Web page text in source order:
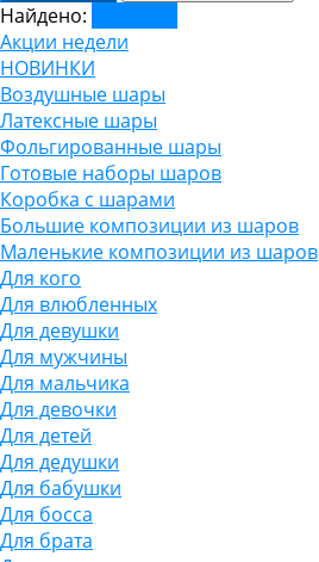
Найдено:
Акции недели
НОВИНКИ
Воздушные шары
Латексные шары
Фольгированные шары
Готовые наборы шаров
Коробка с шарами
Большие композиции из шаров
Маленькие композиции из шаров
Для кого
Для влюбленных
Для девушки
Для мужчины
Для мальчика
Для девочки
Для детей
Для дедушки
Для бабушки
Для босса
Для брата